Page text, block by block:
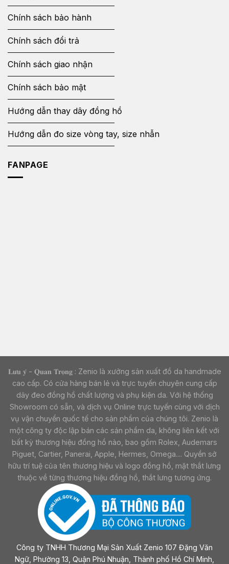
Chính sách bảo hành
Chính sách đổi trả
Chính sách giao nhận
Chính sách bảo mật
Hướng dẫn thay dây đồng hồ
Hướng dẫn đo size vòng tay, size nhẫn
FANPAGE
𝐋𝐮̛𝐮 𝐲́ - 𝐐𝐮𝐚𝐧 𝐓𝐫𝐨̣𝐧𝐠 : Zenio là xưởng sản xuất đồ da handmade
cao cấp. Có cửa hàng bán lẻ và trực tuyến chuyên cung cấp
dây đeo đồng hồ chất lượng và phụ kiện da. Với hệ thống
Showroom có sẵn, và dịch vụ Online trực tuyến cùng với dịch
vụ vận chuyển quốc tế cho sản phẩm của chúng tôi. Zenio là
một công ty độc lập bán các sản phẩm da, không liên kết với
bất kỳ thương hiệu đồng hồ nào, bao gồm Rolex, Audemars
Piguet, Cartier, Panerai, Apple, Hermes, Omega.... Quyền sở
hữu trí tuệ của tên thương hiệu và logo đồng hồ, mặt thắt lưng
thuộc về từng thương hiệu đồng hồ, thắt lưng tương ứng.
Công ty TNHH Thương Mại Sản Xuất Zenio 107 Đặng Văn
Ngữ, Phường 13, Quận Phú Nhuận, Thành phố Hồ Chí Minh,